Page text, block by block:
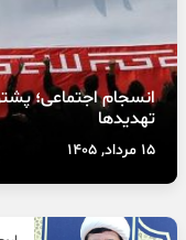
انسجام اجتماعی؛
تهدیدها
15 مرداد, 1405